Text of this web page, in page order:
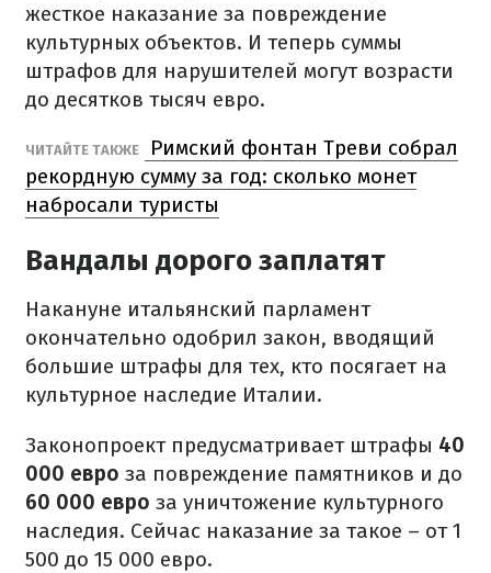
жесткое наказание за повреждение
культурных объектов. И теперь суммы
штрафов для нарушителей могут возрасти
до десятков тысяч евро.
ЧИТАЙТЕ ТАКЖЕ
Римский фонтан Треви собрал
рекордную сумму за год: сколько монет
набросали туристы
Вандалы дорого заплатят
Накануне итальянский парламент
окончательно одобрил закон, вводящий
большие штрафы для тех, кто посягает на
культурное наследие Италии.
Законопроект предусматривает штрафы 40
000 евро за повреждение памятников и до
60 000 евро за уничтожение культурного
наследия. Сейчас наказание за такое – от 1
500 до 15 000 евро.